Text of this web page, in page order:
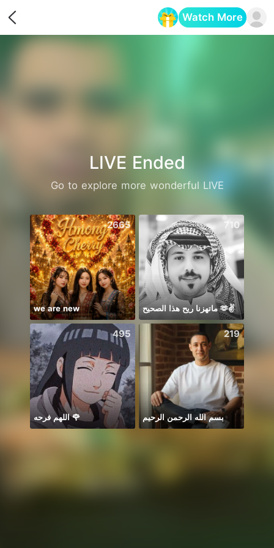
Watch More
LIVE Ended
Go to explore more wonderful LIVE
2665
we are new
710
ماتهزنا ريح هذا الصحيح 🫶✌️
495
اللهم فرحه 🌹
219
بسم الله الرحمن الرحيم
Opens in a new tab